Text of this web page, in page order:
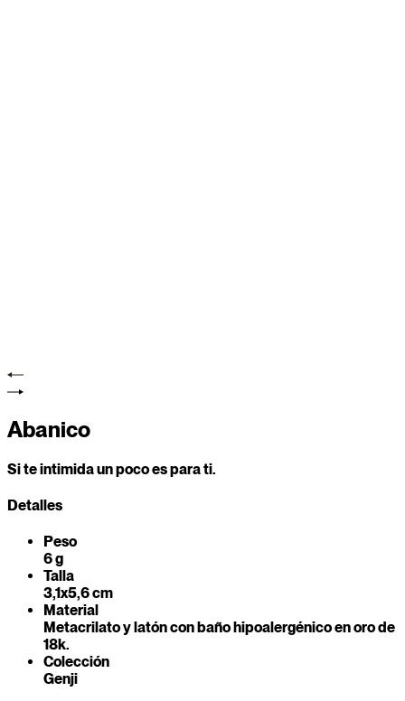
Abanico
Si te intimida un poco es para ti.
Detalles
Peso
6 g
Talla
3,1x5,6 cm
Material
Metacrilato y latón con baño hipoalergénico en oro de
18k.
Colección
Genji